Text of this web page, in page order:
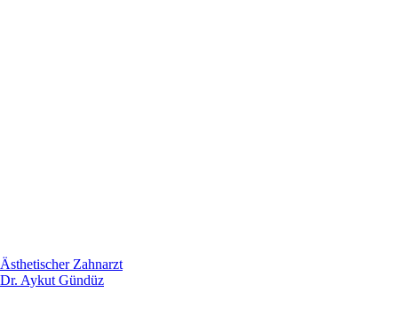
Ästhetischer Zahnarzt
Dr. Aykut Gündüz